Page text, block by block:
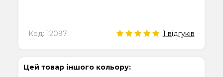
Код:12097 1 відгуків
Цей товар іншого кольору: